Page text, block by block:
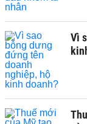
Vì